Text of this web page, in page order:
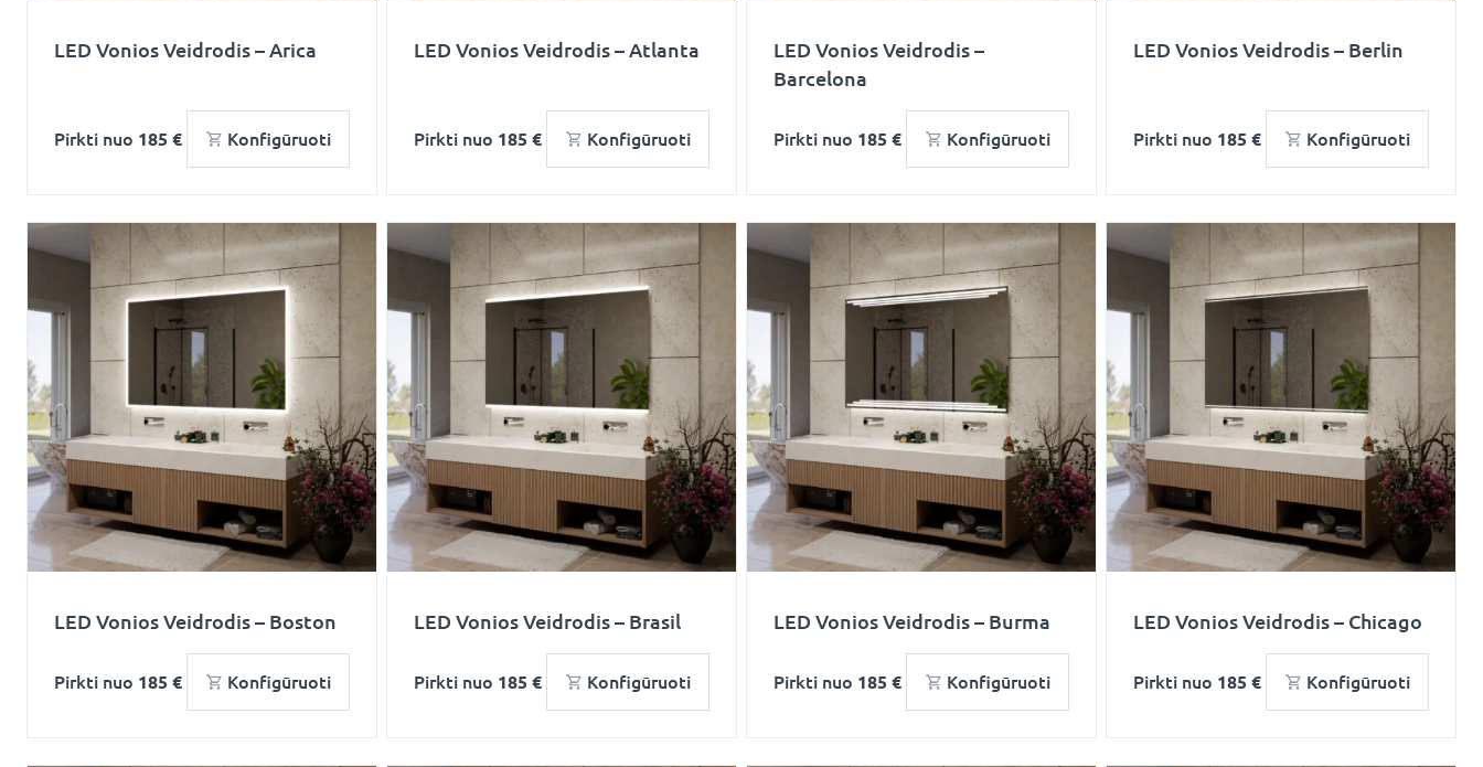
LED Vonios Veidrodis – Arica
Pirkti nuo 185 € Konfigūruoti
LED Vonios Veidrodis – Atlanta
Pirkti nuo 185 € Konfigūruoti
LED Vonios Veidrodis –
Barcelona
Pirkti nuo 185 € Konfigūruoti
LED Vonios Veidrodis – Berlin
Pirkti nuo 185 € Konfigūruoti
LED Vonios Veidrodis – Boston
Pirkti nuo 185 € Konfigūruoti
LED Vonios Veidrodis – Brasil
Pirkti nuo 185 € Konfigūruoti
LED Vonios Veidrodis – Burma
Pirkti nuo 185 € Konfigūruoti
LED Vonios Veidrodis – Chicago
Pirkti nuo 185 € Konfigūruoti